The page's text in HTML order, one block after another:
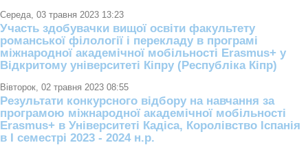
Середа, 03 травня 2023 13:23
Участь здобувачки вищої освіти факультету
романської філології і перекладу в програмі
міжнародної академічної мобільності Erasmus+ у
Відкритому університеті Кіпру (Республіка Кіпр)
Вівторок, 02 травня 2023 08:55
Результати конкурсного відбору на навчання за
програмою міжнародної академічної мобільності
Erasmus+ в Університеті Кадіса, Королівство Іспанія
в І семестрі 2023 - 2024 н.р.